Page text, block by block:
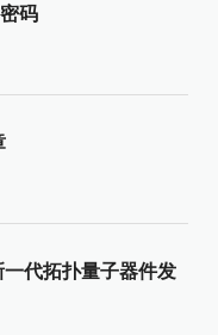
码
代拓扑量子器件发